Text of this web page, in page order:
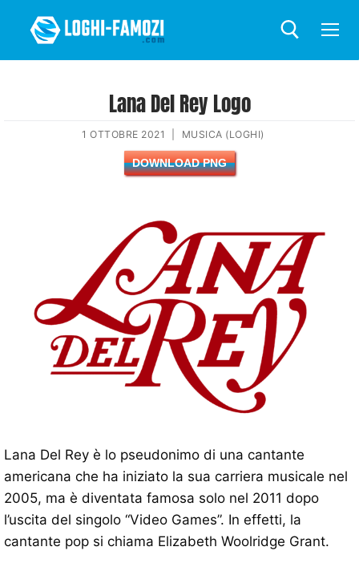
Lana Del Rey Logo
1 OTTOBRE 2021 MUSICA (LOGHI)
DOWNLOAD PNG
Lana Del Rey è lo pseudonimo di una cantante
americana che ha iniziato la sua carriera musicale nel
2005, ma è diventata famosa solo nel 2011 dopo
l’uscita del singolo “Video Games”. In effetti, la
cantante pop si chiama Elizabeth Woolridge Grant.